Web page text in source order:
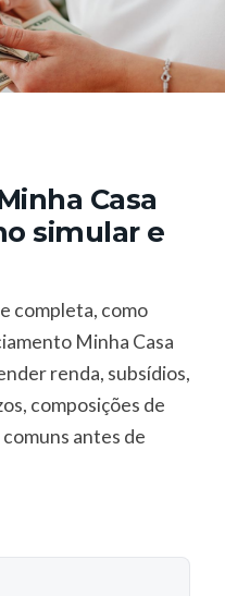
Casa
simular e
completa, como
Minha Casa
renda, subsídios,
composições de
antes de